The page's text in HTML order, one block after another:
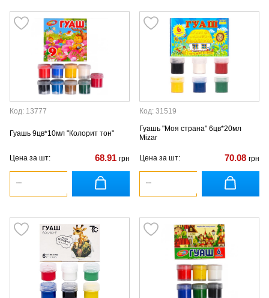
Код: 13777
Гуашь 9цв*10мл "Колорит тон"
Цена за шт: 68.91 грн
Код: 31519
Гуашь "Моя страна" 6цв*20мл
Mizar
Цена за шт: 70.08 грн